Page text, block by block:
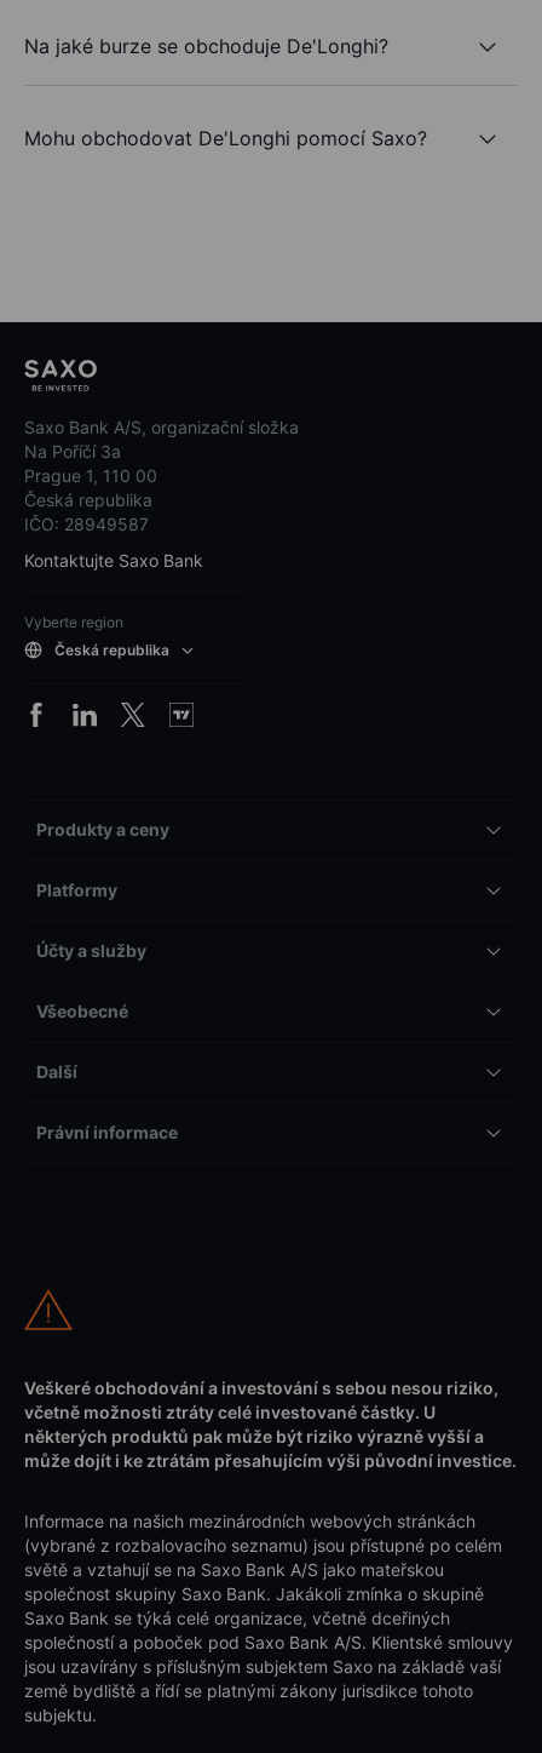
Na jaké burze se obchoduje De'Longhi?
Mohu obchodovat De'Longhi pomocí Saxo?
Saxo Bank A/S, organizační složka
Na Poříčí 3a
Prague 1, 110 00
Česká republika
IČO: 28949587
Kontaktujte Saxo Bank
Vyberte region
Česká republika
Produkty a ceny
Platformy
Účty a služby
Všeobecné
Další
Právní informace
Veškeré obchodování a investování s sebou nesou riziko,
včetně možnosti ztráty celé investované částky. U
některých produktů pak může být riziko výrazně vyšší a
může dojít i ke ztrátám přesahujícím výši původní investice.
Informace na našich mezinárodních webových stránkách
(vybrané z rozbalovacího seznamu) jsou přístupné po celém
světě a vztahují se na Saxo Bank A/S jako mateřskou
společnost skupiny Saxo Bank. Jakákoli zmínka o skupině
Saxo Bank se týká celé organizace, včetně dceřiných
společností a poboček pod Saxo Bank A/S. Klientské smlouvy
jsou uzavírány s příslušným subjektem Saxo na základě vaší
země bydliště a řídí se platnými zákony jurisdikce tohoto
subjektu.